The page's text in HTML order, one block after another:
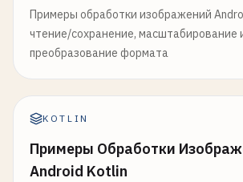
Примеры обработки изображений
чтение/сохранение, масштабирование
преобразование формата
KOTLIN
Примеры Обработки
Android Kotlin